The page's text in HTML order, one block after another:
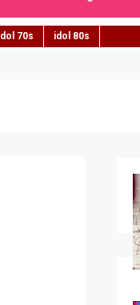
70s idol 80s